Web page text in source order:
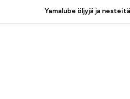
Yamalube öljyjä ja